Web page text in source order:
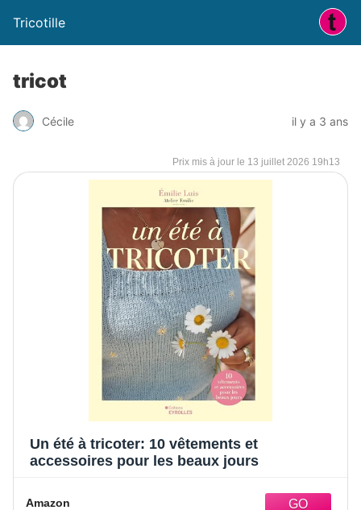
Tricotille
tricot
Cécile il y a 3 ans
13 juillet 2026 19h13
Un été à tricoter: 10 vêtements et
accessoires pour les beaux jours
Amazon